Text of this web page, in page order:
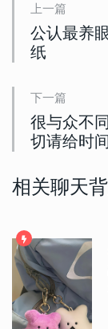
上一篇
公认最养
纸
下一篇
很与众不
切请给时
相关聊天